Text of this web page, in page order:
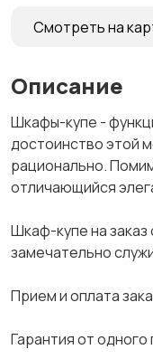
Смотреть на
Описание
Шкафы-купе -
достоинство этой
рационально.
отличающийся
Шкаф-купе на
замечательно
Прием и оплата
Гарантия от